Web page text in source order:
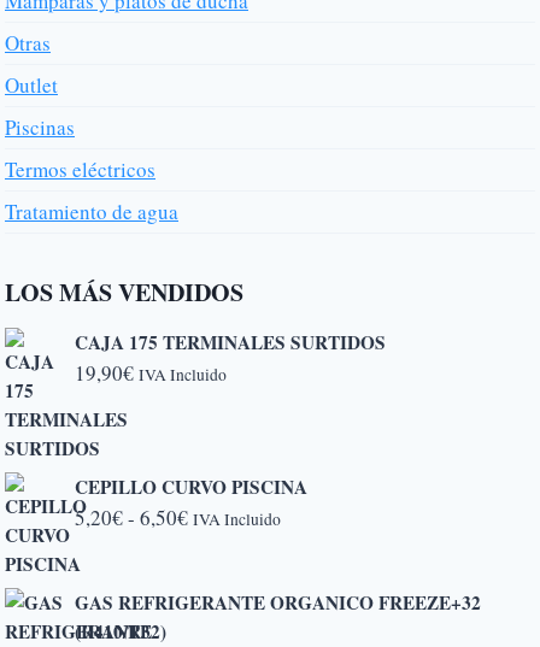
Otras
Outlet
Piscinas
Termos eléctricos
Tratamiento de agua
LOS MÁS VENDIDOS
CAJA 175 TERMINALES SURTIDOS
19,90€ IVA Incluido
CEPILLO CURVO PISCINA
5,20€- 6,50€Rango
desde
IVA Incluido
GAS REFRIGERANTE ORGANICO FREEZE+32
(R410/R32)